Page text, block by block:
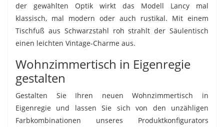
der gewählten Optik wirkt das Modell Lancy mal
klassisch, mal modern oder auch rustikal. Mit einem
Tischfuß aus Schwarzstahl roh strahlt der Säulentisch
einen leichten Vintage-Charme aus.
Wohnzimmertisch in Eigenregie
gestalten
Gestalten Sie Ihren neuen Wohnzimmertisch in
Eigenregie und lassen Sie sich von den unzähligen
Farbkombinationen unseres Produktkonfigurators